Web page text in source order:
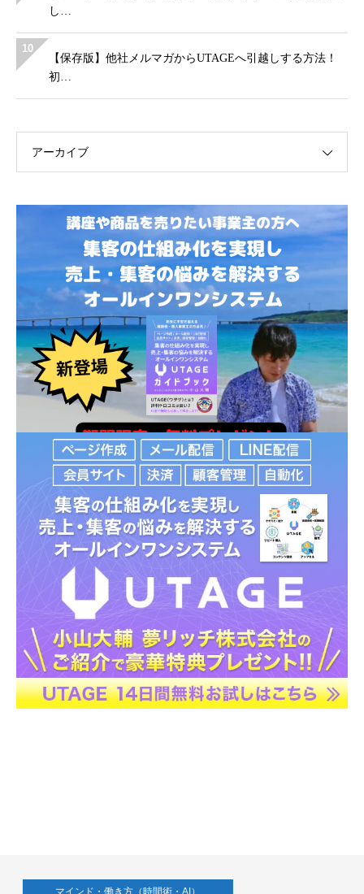
し…
10
【保存版】他社メルマガからUTAGEへ引越しする方法！
初…
アーカイブ